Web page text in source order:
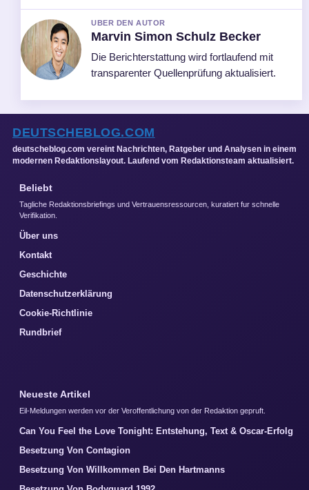
UBER DEN AUTOR
Marvin Simon Schulz Becker
Die Berichterstattung wird fortlaufend mit
transparenter Quellenprüfung aktualisiert.
DEUTSCHEBLOG.COM
deutscheblog.com vereint Nachrichten, Ratgeber und Analysen in einem
modernen Redaktionslayout. Laufend vom Redaktionsteam aktualisiert.
Beliebt
Tagliche Redaktionsbriefings und Vertrauensressourcen, kuratiert fur schnelle
Verifikation.
Über uns
Kontakt
Geschichte
Datenschutzerklärung
Cookie-Richtlinie
Rundbrief
Neueste Artikel
Eil-Meldungen werden vor der Veroffentlichung von der Redaktion gepruft.
Can You Feel the Love Tonight: Entstehung, Text & Oscar-Erfolg
Besetzung Von Contagion
Besetzung Von Willkommen Bei Den Hartmanns